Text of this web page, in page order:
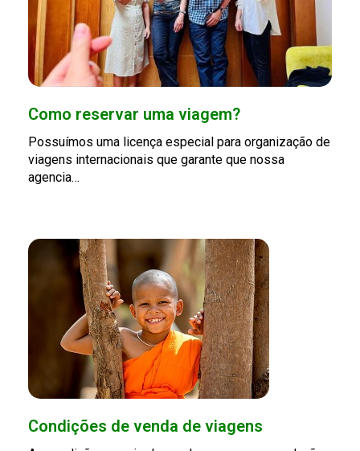
Como reservar uma viagem?
Possuímos uma licença especial para organização de
viagens internacionais que garante que nossa
agencia…
Condições de venda de viagens